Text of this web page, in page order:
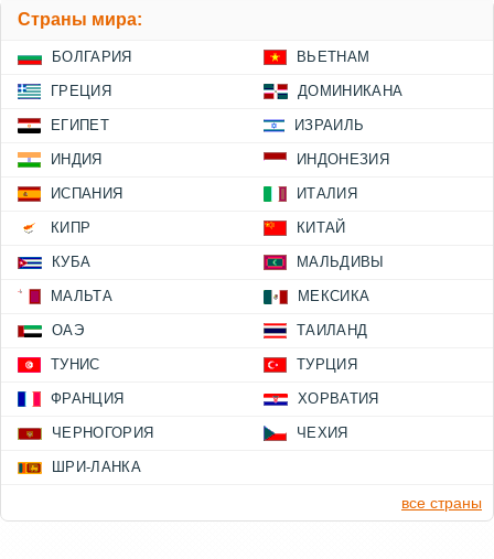
Страны мира:
БОЛГАРИЯ ВЬЕТНАМ
ГРЕЦИЯ ДОМИНИКАНА
ЕГИПЕТ ИЗРАИЛЬ
ИНДИЯ ИНДОНЕЗИЯ
ИСПАНИЯ ИТАЛИЯ
КИПР КИТАЙ
КУБА МАЛЬДИВЫ
МАЛЬТА МЕКСИКА
ОАЭ ТАИЛАНД
ТУНИС ТУРЦИЯ
ФРАНЦИЯ ХОРВАТИЯ
ЧЕРНОГОРИЯ ЧЕХИЯ
ШРИ-ЛАНКА
все страны